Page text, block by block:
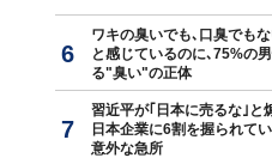
ワキの臭いでも､口臭でも
と感じているのに､75%の
る"臭い"の正体
習近平が｢日本に売るな｣
日本企業に6割を握られて
意外な急所